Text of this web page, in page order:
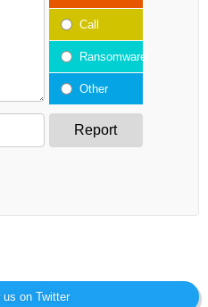
Call
Ransomware
Other
Report
us on Twitter